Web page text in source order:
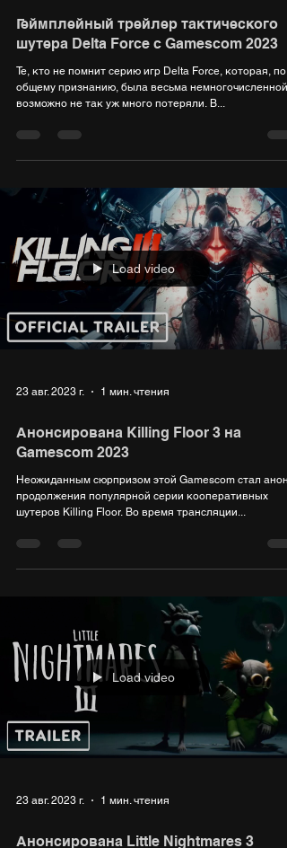
Геймплейный трейлер тактического
шутера Delta Force c Gamescom 2023
Те, кто не помнит серию игр Delta Force, которая, по
общему признанию, была весьма немногочисленной,
возможно не так уж много потеряли. В...
Load video
23 авг. 2023 г. 1 мин. чтения
Анонсирована Killing Floor 3 на
Gamescom 2023
Неожиданным сюрпризом этой Gamescom стал анонс
продолжения популярной серии кооперативных
шутеров Killing Floor. Во время трансляции...
Load video
23 авг. 2023 г. 1 мин. чтения
Анонсирована Little Nightmares 3